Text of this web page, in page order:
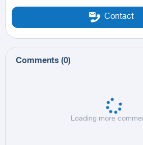
Contact
Comments (0)
Loading more